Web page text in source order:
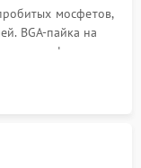
мосфетов,
BGA-пайка на
графического
BIOS